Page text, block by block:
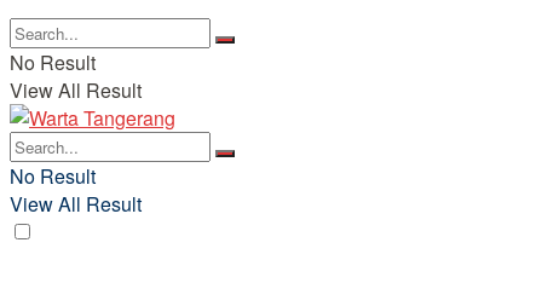
No Result
View All Result
No Result
View All Result